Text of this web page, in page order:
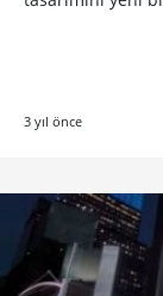
3 yıl önce